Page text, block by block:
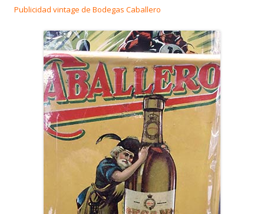
Publicidad vintage de Bodegas Caballero